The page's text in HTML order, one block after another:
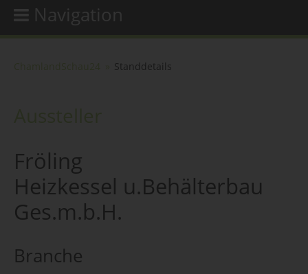
Navigation
Standdetails
Fröling
Heizkessel u.Behälterbau
Ges.m.b.H.
Branche